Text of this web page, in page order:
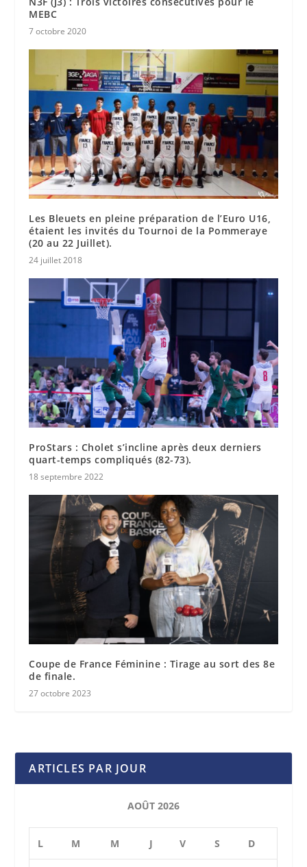
MEBC
7 octobre 2020
Les Bleuets en pleine préparation de l’Euro U16,
étaient les invités du Tournoi de la Pommeraye
(20 au 22 Juillet).
24 juillet 2018
ProStars : Cholet s’incline après deux derniers
quart-temps compliqués (82-73).
18 septembre 2022
Coupe de France Féminine : Tirage au sort des 8e
de finale.
27 octobre 2023
ARTICLES PAR JOUR
AOÛT 2026
L M M J V S D